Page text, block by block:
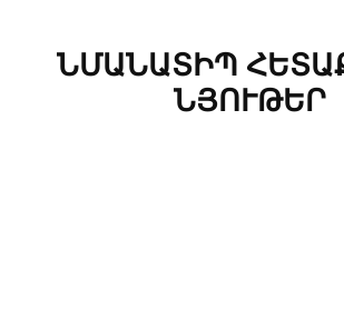
ՆՄԱՆԱՏԻՊ
ՆՅՈՒԹԵՐ